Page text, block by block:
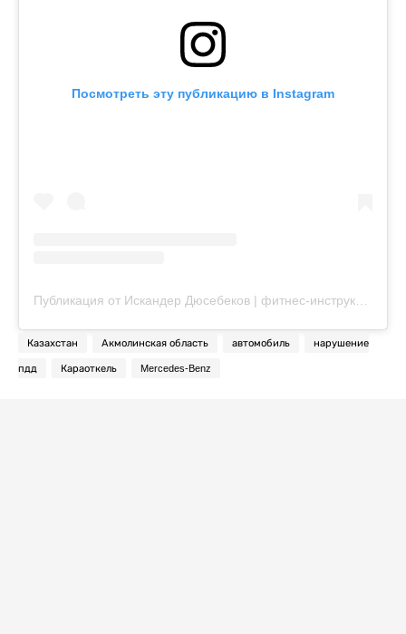
Посмотреть эту публикацию в Instagram
Публикация от Искандер Дюсебеков | фитнес-инструктор Астана (@diusebekov.fit)
Казахстан Акмолинская область автомобиль нарушение
пдд Караоткель Mercedes-Benz